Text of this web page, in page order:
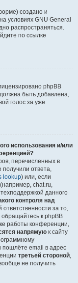
создано и
условиях GNU General
распространяться.
по ссылке
phpBB
быть добавлена,
голос за уже
использования и/или
перечисленных в
ответа,
lookup) или, если
chat.ru,
данного
контроля над
за то,
к phpBB
работы конференции,
напрямую к сайту
пошлёте email в адрес
третьей стороной,
не получить